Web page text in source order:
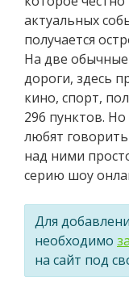
актуальных
получается
На две обычные
дороги, здесь
кино, спорт,
296 пунктов.
любят
над ними
серию шоу
Для
необходимо
на сайт под